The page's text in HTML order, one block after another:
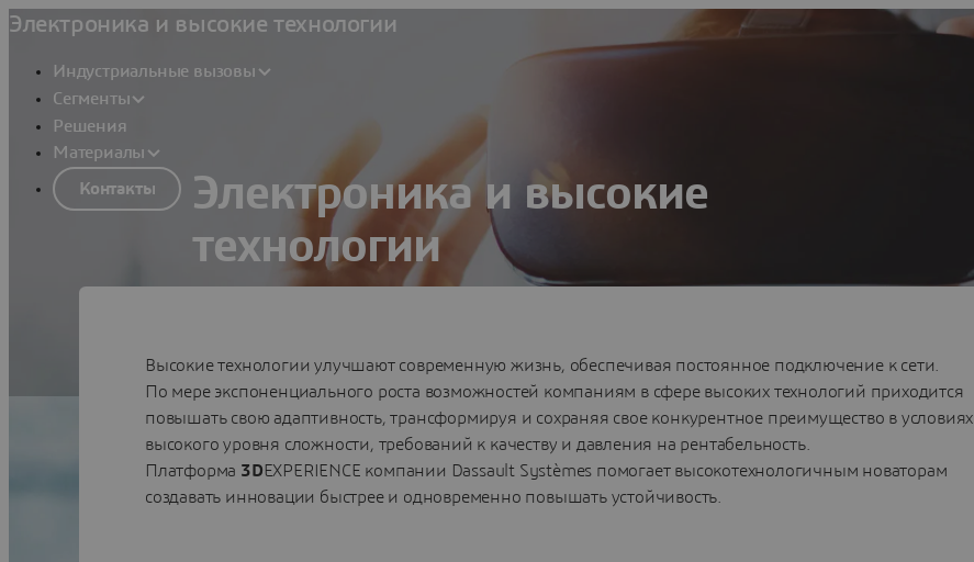
Электроника и высокие технологии
Индустриальные вызовы
Сегменты
Решения
Материалы
Контакты
Электроника и высокие
технологии
Смотреть
Высокие технологии улучшают современную жизнь, обеспечивая постоянное подключение к сети.
По мере экспоненциального роста возможностей компаниям в сфере высоких технологий приходится
повышать свою адаптивность, трансформируя и сохраняя свое конкурентное преимущество в условиях
высокого уровня сложности, требований к качеству и давления на рентабельность.
Платформа 3DEXPERIENCE компании Dassault Systèmes помогает высокотехнологичным новаторам
создавать инновации быстрее и одновременно повышать устойчивость.